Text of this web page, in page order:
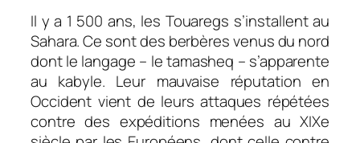
Il y a 1 500 ans, les Touaregs s’installent au
Sahara. Ce sont des berbères venus du nord
dont le langage – le tamasheq – s’apparente
au kabyle. Leur mauvaise réputation en
Occident vient de leurs attaques répétées
contre des expéditions menées au XIXe